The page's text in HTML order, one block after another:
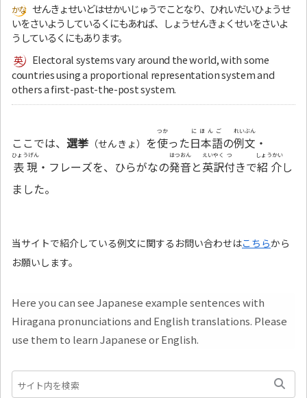
せんきょせいどはせかいじゅうでことなり、ひれいだいひょうせ
いをさいようしているくにもあれば、しょうせんきょくせいをさいよ
うしているくにもあります。
Electoral systems vary around the world, with some
countries using a proportional representation system and
others a first-past-the-post system.
ここでは、 選挙（せんきょ） を使
つか
った日本語
にほんご
の例文
れいぶん
・
表現
ひょうげん
・フレーズを、ひらがなの発音
はつおん
と英訳
えいやく
付
つ
きで紹介
しょうかい
し
ました。
当サイトで紹介している例文に関するお問い合わせはこちらから
お願いします。
Here you can see Japanese example sentences with
Hiragana pronunciations and English translations. Please
use them to learn Japanese or English.